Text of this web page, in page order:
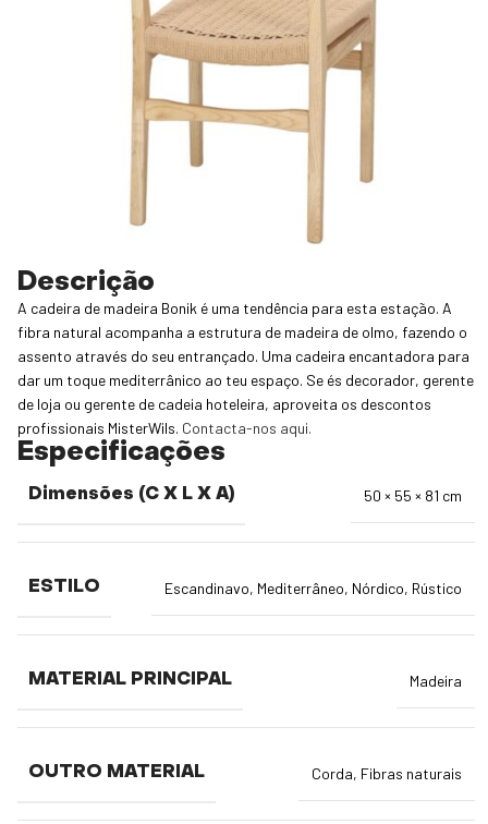
Descrição
A cadeira de madeira Bonik é uma tendência para esta estação. A
fibra natural acompanha a estrutura de madeira de olmo, fazendo o
assento através do seu entrançado. Uma cadeira encantadora para
dar um toque mediterrânico ao teu espaço. Se és decorador, gerente
de loja ou gerente de cadeia hoteleira, aproveita os descontos
profissionais MisterWils. Contacta-nos aqui.
Especificações
Dimensões (C X L X A) 50 × 55 × 81 cm
ESTILO Escandinavo, Mediterrâneo, Nórdico, Rústico
MATERIAL PRINCIPAL Madeira
OUTRO MATERIAL Corda, Fibras naturais